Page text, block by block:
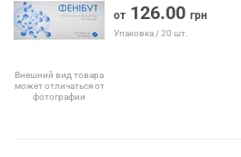
Внешний вид товара
может отличаться от
фотографии
от 126.00 грн
Упаковка / 20 шт.